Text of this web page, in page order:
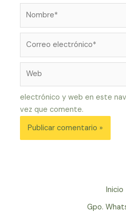
electrónico*
electrónico y web en este
vez que comente.
Inicio
Gpo.